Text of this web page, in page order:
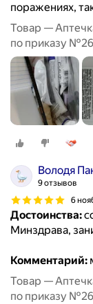
поражениях,
Товар —
по приказу
Володя
9 отзывов
6
Достоинства:
Минздрава,
Комментарий:
Товар —
по приказу